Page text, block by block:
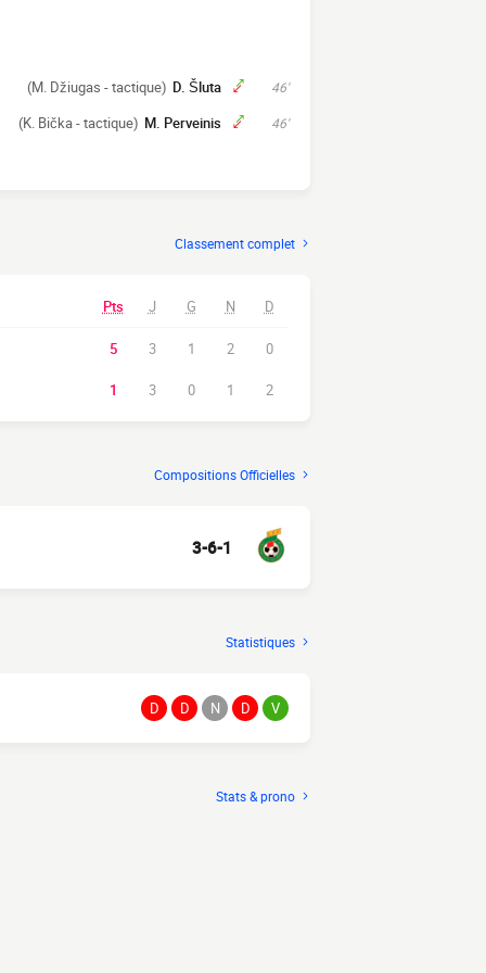
46'
D. Šluta
(M. Džiugas - tactique)
46'
M. Perveinis
(K. Bička - tactique)
Classement complet
Pts J G N D
5 3 1 2 0
1 3 0 1 2
Compositions Officielles
3-6-1
Statistiques
D D N D V
Stats & prono